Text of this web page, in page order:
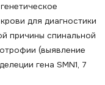
для диагностики
причины спинальной
(выявление
гена SMN1, 7